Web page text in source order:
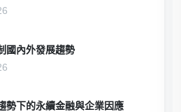
國內外發展趨勢
勢下的永續金融與企業因應